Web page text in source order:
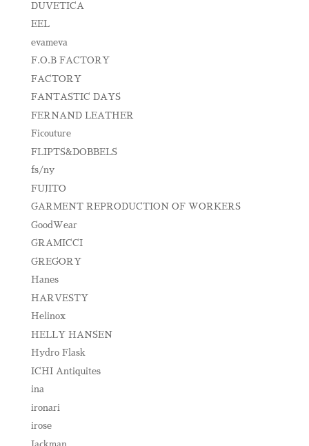
DUVETICA
EEL
evameva
F.O.B FACTORY
FACTORY
FANTASTIC DAYS
FERNAND LEATHER
Ficouture
FLIPTS&DOBBELS
fs/ny
FUJITO
GARMENT REPRODUCTION OF WORKERS
GoodWear
GRAMICCI
GREGORY
Hanes
HARVESTY
Helinox
HELLY HANSEN
Hydro Flask
ICHI Antiquites
ina
ironari
irose
Jackman